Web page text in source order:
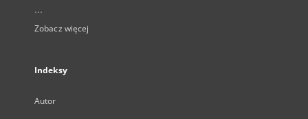
...
Zobacz więcej
Indeksy
Autor